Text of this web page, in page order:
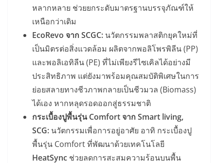
หลากหลาย ช่วยยกระดับมาตรฐานบรรจุภัณฑ์ให้
เหนือกว่าเดิม
EcoRevo จาก SCGC: นวัตกรรมพลาสติกยุคใหม่ที่
เป็นมิตรต่อสิ่งแวดล้อม ผลิตจากพอลิโพรพิลีน (PP)
และพอลิเอทิลีน (PE) ที่ไม่เพียงรีไซเคิลได้อย่างมี
ประสิทธิภาพ แต่ยังมาพร้อมคุณสมบัติพิเศษในการ
ย่อยสลายทางชีวภาพกลายเป็นชีวมวล (Biomass)
ได้เอง หากหลุดรอดออกสู่ธรรมชาติ
กระเบื้องปูพื้นรุ่นComfortจาก Smart living,
SCG: นวัตกรรมเพื่อการอยู่อาศัย อาทิ กระเบื้องปู
พื้นรุ่น Comfort ที่พัฒนาด้วยเทคโนโลยี
HeatSync ช่วยลดการสะสมความร้อนบนพื้น